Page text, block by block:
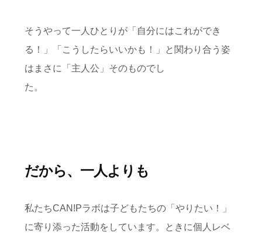
そうやって一人ひとりが「自分にはこれができ
る！」「こうしたらいいかも！」と関わり合う姿
はまさに「主人公」そのものでし
た。
だから、一人よりも
私たちCAN!Pラボは子どもたちの「やりたい！」
に寄り添った活動をしています。ときに個人レベ